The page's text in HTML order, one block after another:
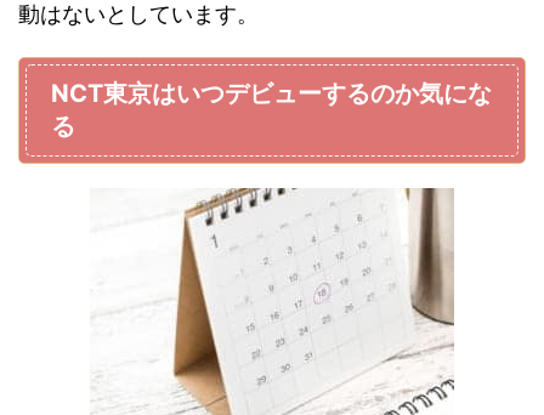
動はないとしています。
NCT東京はいつデビューするのか気にな
る